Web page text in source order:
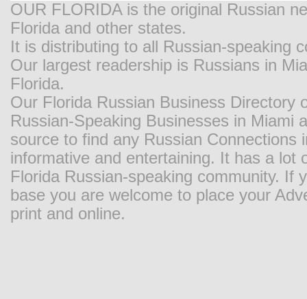
OUR FLORIDA is the original Russian
Florida and other states.
It is distributing to all Russian-speaking
Our largest readership is Russians in
Florida.
Our Florida Russian Business Directory
Russian-Speaking Businesses in Miami
source to find any Russian
informative and entertaining. It has a
Florida Russian-speaking community. If
base you are welcome to place your
print and online.